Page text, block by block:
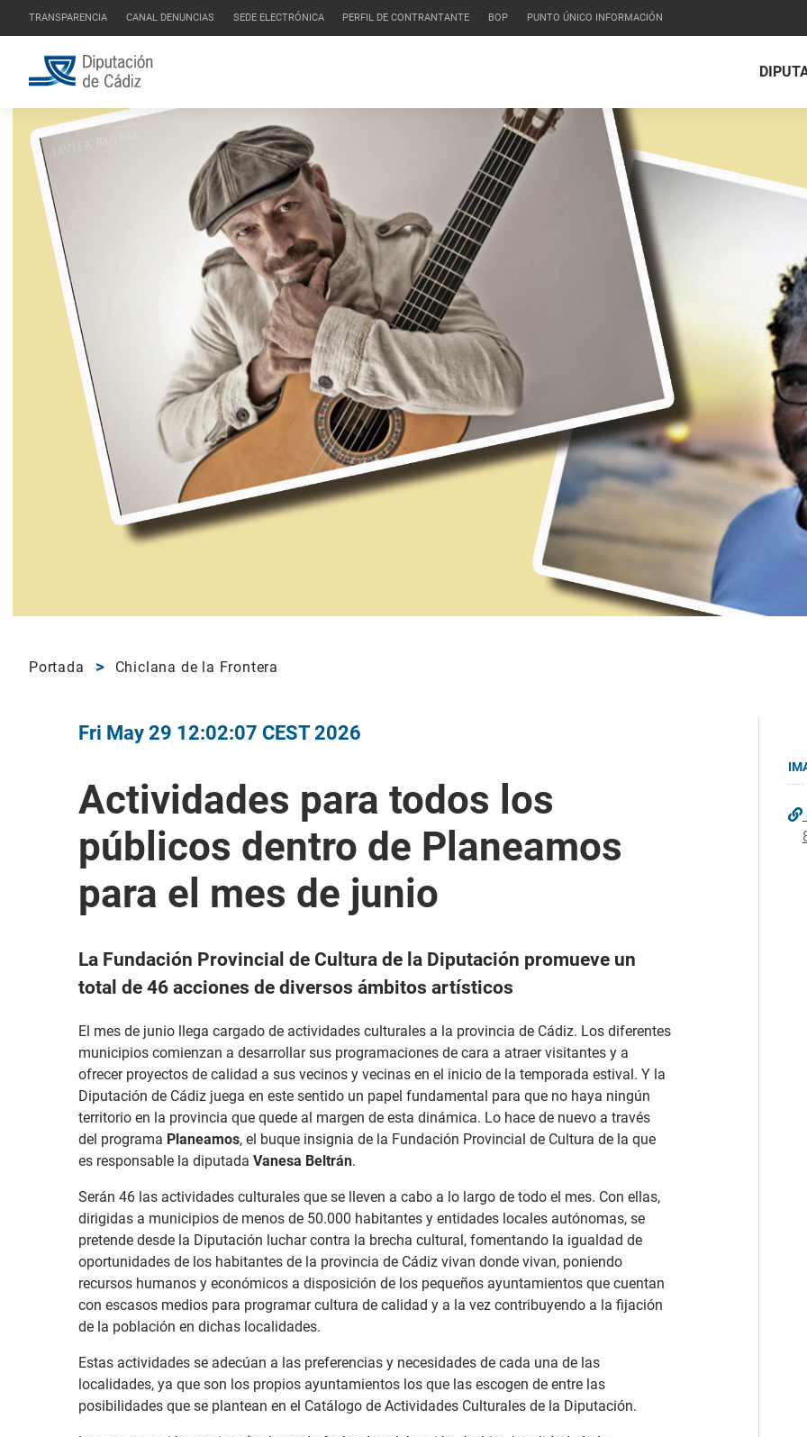
TRANSPARENCIA CANAL DENUNCIAS SEDE ELECTRÓNICA PERFIL DE CONTRANTANTE BOP PUNTO ÚNICO INFORMACIÓN
Portada Chiclana de la Frontera
Fri May 29 12:02:07 CEST 2026
Actividades para todos los
públicos dentro de Planeamos
para el mes de junio
La Fundación Provincial de Cultura de la Diputación promueve un
total de 46 acciones de diversos ámbitos artísticos
El mes de junio llega cargado de actividades culturales a la provincia de Cádiz. Los diferentes
municipios comienzan a desarrollar sus programaciones de cara a atraer visitantes y a
ofrecer proyectos de calidad a sus vecinos y vecinas en el inicio de la temporada estival. Y la
Diputación de Cádiz juega en este sentido un papel fundamental para que no haya ningún
territorio en la provincia que quede al margen de esta dinámica. Lo hace de nuevo a través
del programa Planeamos, el buque insignia de la Fundación Provincial de Cultura de la que
es responsable la diputada Vanesa Beltrán.
Serán 46 las actividades culturales que se lleven a cabo a lo largo de todo el mes. Con ellas,
dirigidas a municipios de menos de 50.000 habitantes y entidades locales autónomas, se
pretende desde la Diputación luchar contra la brecha cultural, fomentando la igualdad de
oportunidades de los habitantes de la provincia de Cádiz vivan donde vivan, poniendo
recursos humanos y económicos a disposición de los pequeños ayuntamientos que cuentan
con escasos medios para programar cultura de calidad y a la vez contribuyendo a la fijación
de la población en dichas localidades.
Estas actividades se adecúan a las preferencias y necesidades de cada una de las
localidades, ya que son los propios ayuntamientos los que las escogen de entre las
posibilidades que se plantean en el Catálogo de Actividades Culturales de la Diputación.